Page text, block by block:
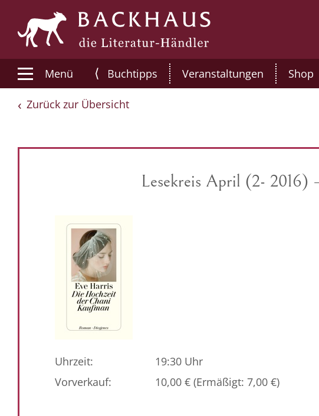
Menü ⟨ Buchtipps Veranstaltungen Shop
Zurück zur Übersicht
Lesekreis April (2- 2016)
Uhrzeit:
19:30 Uhr
Vorverkauf:
10,00 € (Ermäßigt: 7,00 €)